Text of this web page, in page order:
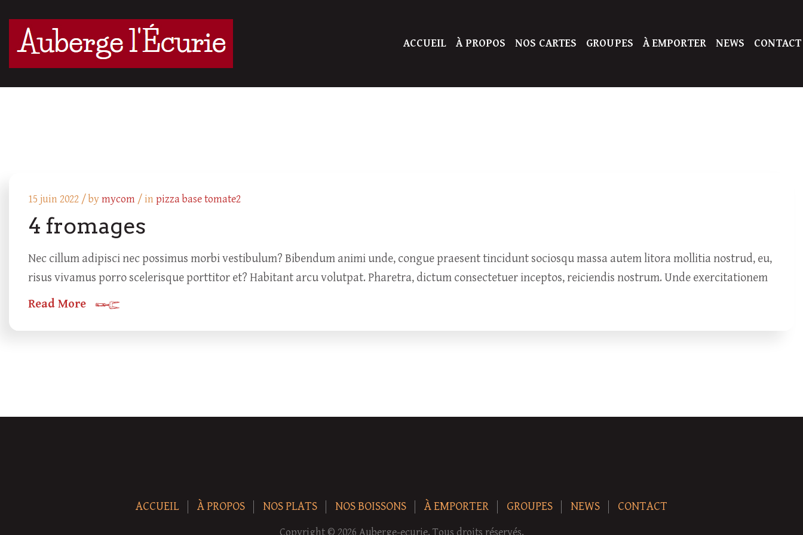
ACCUEIL À PROPOS NOS CARTES GROUPES À EMPORTER NEWS CONTACT
15 juin 2022 /bymycom / inpizza base tomate2
4 fromages
Nec cillum adipisci nec possimus morbi vestibulum? Bibendum animi unde, congue praesent tincidunt sociosqu massa autem litora mollitia nostrud, eu,
risus vivamus porro scelerisque porttitor et? Habitant arcu volutpat. Pharetra, dictum consectetuer inceptos, reiciendis nostrum. Unde exercitationem
Read More
ACCUEIL À PROPOS NOS PLATS NOS BOISSONS À EMPORTER GROUPES NEWS CONTACT
Copyright © 2026 Auberge-ecurie. Tous droits réservés.